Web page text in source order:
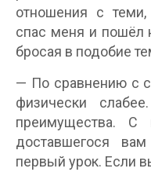
отношения с
спас меня и пошёл
бросая в подобие
— По сравнению с
физически
преимущества. С
доставшегося
первый урок. Если